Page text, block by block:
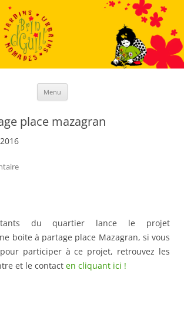
Menu
place mazagran
du quartier lance le projet
boite à partage place Mazagran, si vous
participer à ce projet, retrouvez les
et le contact en cliquant ici !